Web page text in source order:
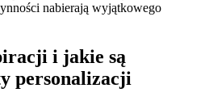
nabierają wyjątkowego
i jakie są
personalizacji